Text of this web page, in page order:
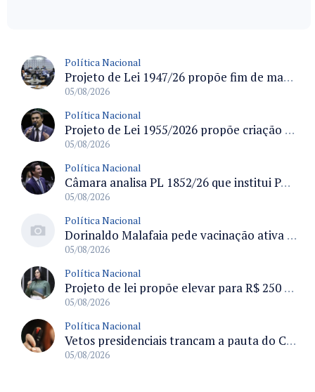
Política Nacional
Projeto de Lei 1947/26 propõe fim de margens para cartão de crédito e consignado do INSS
05/08/2026
Política Nacional
Projeto de Lei 1955/2026 propõe criação de geração livre de fumo ao restringir venda de vapes a nascidos desde 1º de janeiro de 2009
05/08/2026
Política Nacional
Câmara analisa PL 1852/26 que institui Política Nacional de Gestão de Desempenho e Eficiência para servidores públicos
05/08/2026
Política Nacional
Dorinaldo Malafaia pede vacinação ativa ao Ministério da Saúde para reverter queda na cobertura vacinal no Brasil
05/08/2026
Política Nacional
Projeto de lei propõe elevar para R$ 250 mil limite de isenção do IPI para pessoas com deficiência e autismo
05/08/2026
Política Nacional
Vetos presidenciais trancam a pauta do Congresso com 87 itens pendentes e incluem trechos do Orçamento de 2026
05/08/2026